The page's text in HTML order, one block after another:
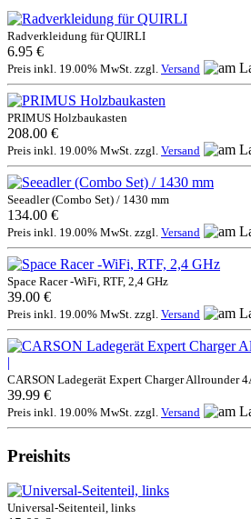
Radverkleidung für QUIRLI
6.95 €
Preis inkl. 19.00% MwSt. zzgl. Versand
PRIMUS Holzbaukasten
208.00 €
Preis inkl. 19.00% MwSt. zzgl. Versand
Seeadler (Combo Set) / 1430 mm
134.00 €
Preis inkl. 19.00% MwSt. zzgl. Versand
Space Racer -WiFi, RTF, 2,4 GHz
39.00 €
Preis inkl. 19.00% MwSt. zzgl. Versand
CARSON Ladegerät Expert Charger Allrounder
39.99 €
Preis inkl. 19.00% MwSt. zzgl. Versand
Preishits
Universal-Seitenteil, links